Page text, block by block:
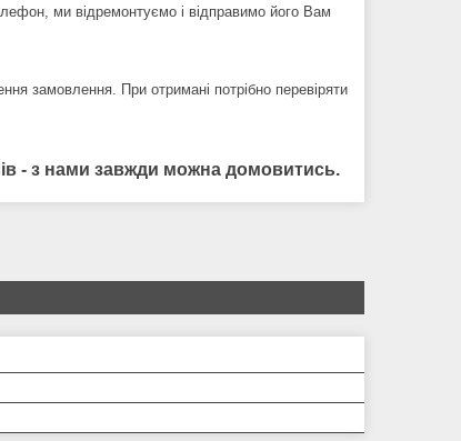
ми відремонтуємо і відправимо його Вам
замовлення. При отримані потрібно перевіряти
- з нами завжди можна домовитись.